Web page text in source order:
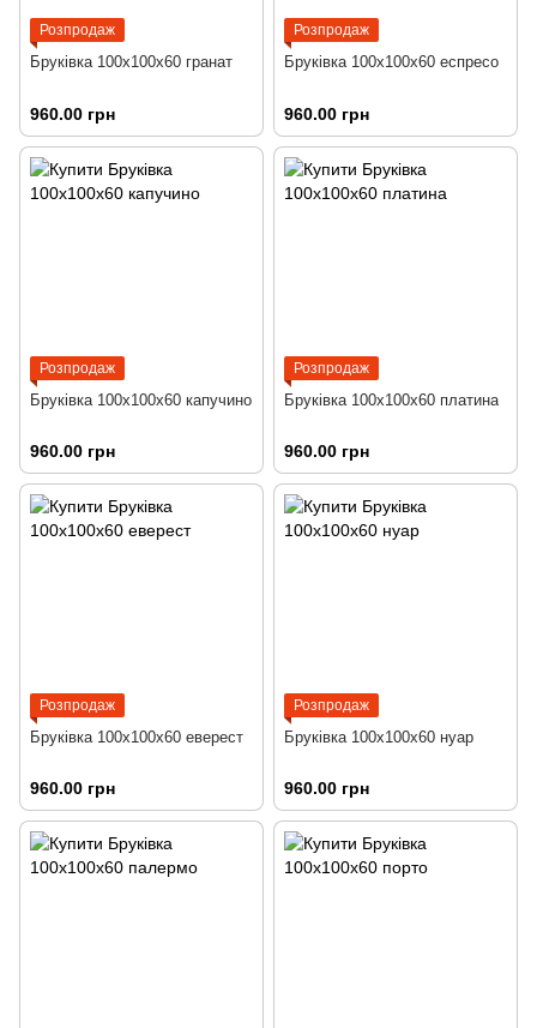
Розпродаж
Бруківка 100х100х60 гранат
960.00 грн
Розпродаж
Бруківка 100х100х60 еспресо
960.00 грн
Розпродаж
Бруківка 100х100х60 капучино
960.00 грн
Розпродаж
Бруківка 100х100х60 платина
960.00 грн
Розпродаж
Бруківка 100х100х60 еверест
960.00 грн
Розпродаж
Бруківка 100х100х60 нуар
960.00 грн